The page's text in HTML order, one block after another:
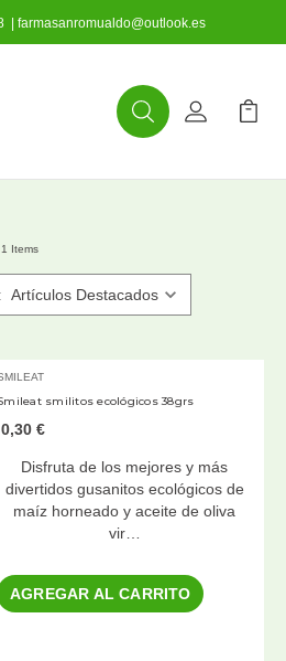
| farmasanromualdo@outlook.es
BuscarMi Cuenta
Mi
Items
smilitos ecológicos 38grs
0,30 €
Disfruta de los mejores y más
divertidos gusanitos ecológicos de
maíz horneado y aceite de oliva
vir…
AGREGAR AL CARRITO